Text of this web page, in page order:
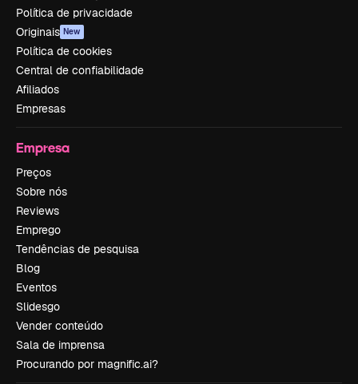
Política de privacidade
Originais New
Política de cookies
Central de confiabilidade
Afiliados
Empresas
Empresa
Preços
Sobre nós
Reviews
Emprego
Tendências de pesquisa
Blog
Eventos
Slidesgo
Vender conteúdo
Sala de imprensa
Procurando por magnific.ai?